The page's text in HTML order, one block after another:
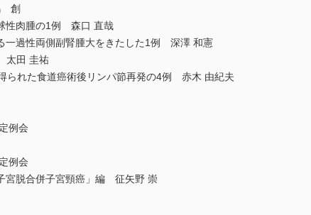
創
性肉腫の1例 森口 直哉
一過性両側副腎腫大をきたした1例 深澤 和憲
太田 圭祐
られた食道癌術後リンパ節再発の4例 赤木 由紀夫
例会
例会
宮脱合併子宮頸癌」編 征矢野 崇